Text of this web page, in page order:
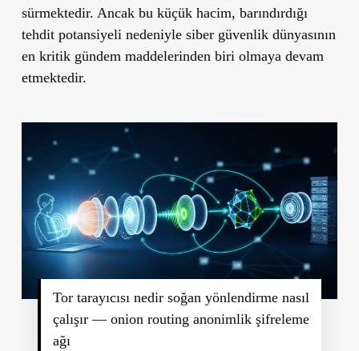
sürmektedir. Ancak bu küçük hacim, barındırdığı
tehdit potansiyeli nedeniyle siber güvenlik dünyasının
en kritik gündem maddelerinden biri olmaya devam
etmektedir.
Tor tarayıcısı nedir soğan yönlendirme nasıl
çalışır — onion routing anonimlik şifreleme
ağı